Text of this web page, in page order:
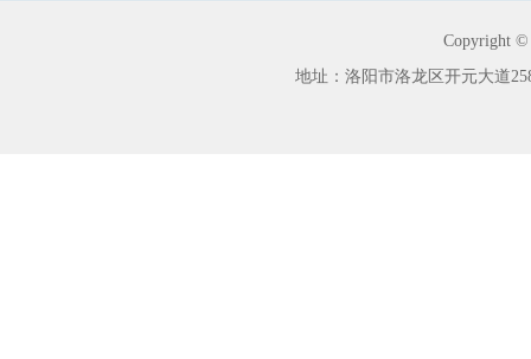
Copyright
地址：洛阳市洛龙区开元大道